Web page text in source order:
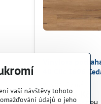
Vinylová
40 Clic 1606
2214,36 Kč
vaší návštěvy tohoto
údajů o jeho